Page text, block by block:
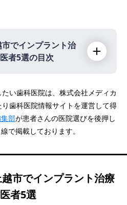
でインプラント治
者5選の目次
ループ まつむら歯科 高田
ループ まつむら歯科 上越
ク
あおき歯科・矯正歯科ク
い歯科医院は、株式会社メディカ
歯科医院情報サイトを運営して得
部が患者さんの医院選びを後押し
で掲載しております。
市でインプラント治療
者5選